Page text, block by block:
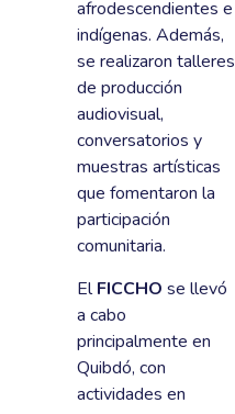
afrodescendientes e
indígenas. Además,
se realizaron talleres
de producción
audiovisual,
conversatorios y
muestras artísticas
que fomentaron la
participación
comunitaria.
ElFICCHO se llevó
a cabo
principalmente en
Quibdó, con
actividades en